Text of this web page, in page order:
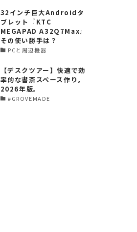
32インチ巨大Androidタ
ブレット『KTC
MEGAPAD A32Q7Max』
その使い勝手は？
PCと周辺機器
【デスクツアー】快適で効
率的な書斎スペース作り。
2026年版。
#GROVEMADE